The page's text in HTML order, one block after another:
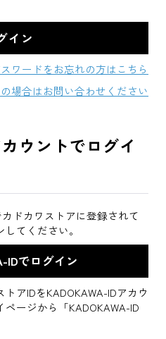
ワードをお忘れの方はこちら
場合はお問い合わせください
ウントでログイ
ドカワストアに登録されて
てください。
アIDをKADOKAWA-IDアカウ
ージから「KADOKAWA-ID